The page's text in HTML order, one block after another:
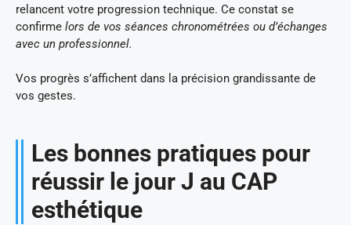
relancent votre progression technique. Ce constat se
confirme lors de vos séances chronométrées ou d’échanges
avec un professionnel.
Vos progrès s’affichent dans la précision grandissante de
vos gestes.
Les bonnes pratiques pour
réussir le jour J au CAP
esthétique